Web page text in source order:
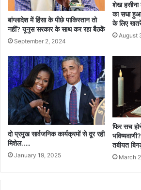
बांग्लादेश में हिंसा के पीछे पाकिस्तान तो
नहीं? यूनुस सरकार के साथ कर रहा बैठकें
September 2, 2024
शेख हसीना
का सधा हुआ
के लिए
August
दो प्रमुख सार्वजनिक कार्यक्रमों से दूर रही
मिशेल…..
January 19, 2025
फिर सच
तबीयत
March